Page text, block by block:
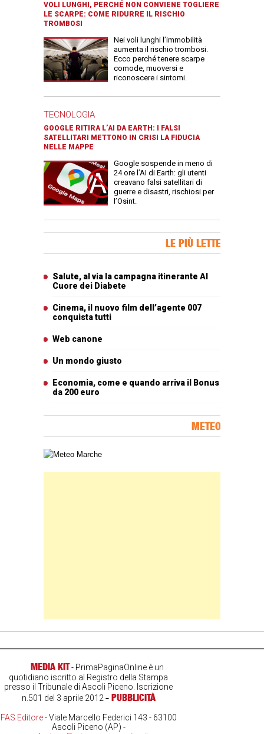
VOLI LUNGHI, PERCHÉ NON CONVIENE TOGLIERE
LE SCARPE: COME RIDURRE IL RISCHIO
TROMBOSI
Nei voli lunghi l’immobilità
aumenta il rischio trombosi.
Ecco perché tenere scarpe
comode, muoversi e
riconoscere i sintomi.
TECNOLOGIA
GOOGLE RITIRA L’AI DA EARTH: I FALSI
SATELLITARI METTONO IN CRISI LA FIDUCIA
NELLE MAPPE
Google sospende in meno di
24 ore l’AI di Earth: gli utenti
creavano falsi satellitari di
guerre e disastri, rischiosi per
l’Osint.
LE PIÙ LETTE
Salute, al via la campagna itinerante Al
Cuore dei Diabete
Cinema, il nuovo film dell’agente 007
conquista tutti
Web canone
Un mondo giusto
Economia, come e quando arriva il Bonus
da 200 euro
METEO
Carta meteorologica delle Marche
MEDIA KIT- PrimaPaginaOnline è un
quotidiano iscritto al Registro della Stampa
presso il Tribunale di Ascoli Piceno. Iscrizione
n.501 del 3 aprile 2012- PUBBLICITÀ
FAS Editore- Viale Marcello Federici 143 - 63100
Ascoli Piceno (AP) -